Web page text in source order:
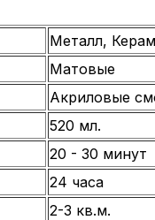
Металл,
Матовые
Акриловые
520 мл.
20 - 30 минут
24 часа
2-3 кв.м.